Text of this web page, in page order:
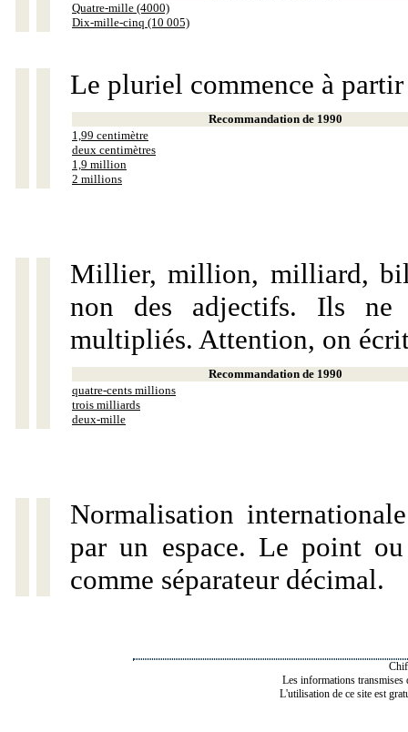
Quatre-mille (4000)
Dix-mille-cinq (10 005)
Le pluriel commence à
Recommandation de 1990
1,99 centimètre
deux centimètres
1,9 million
2 millions
Millier, million, milliard,
non des adjectifs. Ils ne
multipliés. Attention, on
Recommandation de 1990
quatre-cents millions
trois milliards
deux-mille
Normalisation
par un espace. Le point
comme séparateur décimal.
Les informations transmises
L'utilisation de ce site est